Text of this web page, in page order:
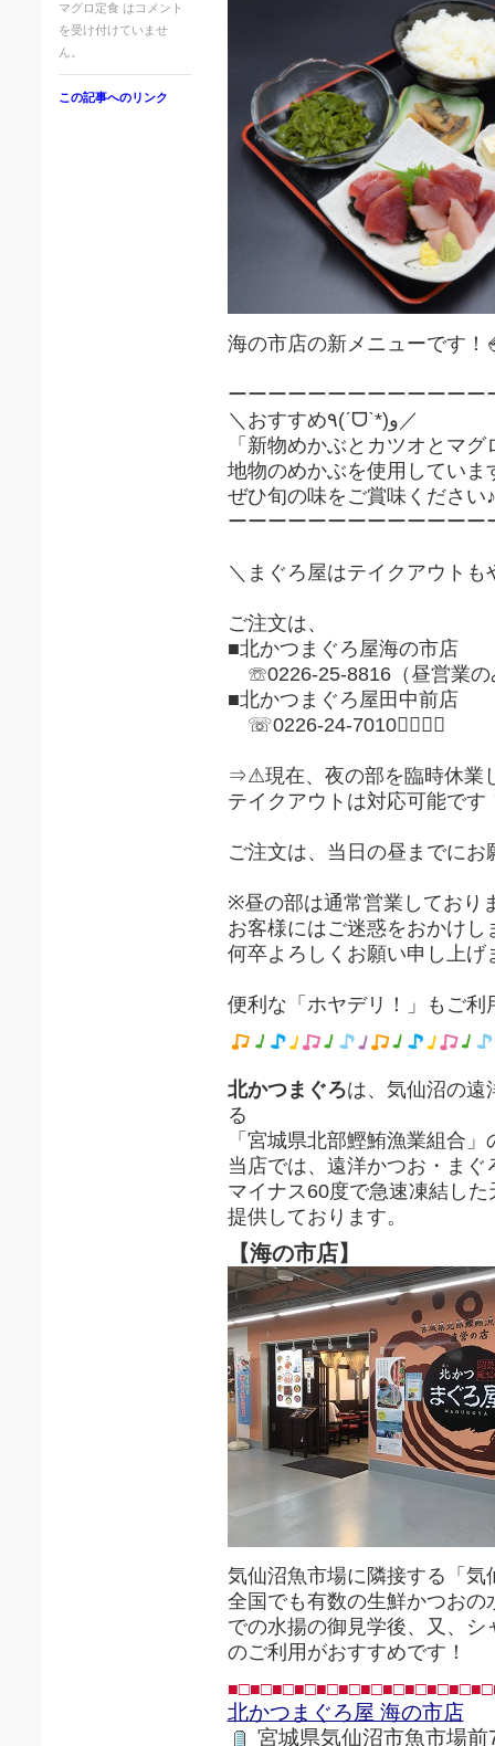
マグロ定食 は コメント
を受け付けていませ
ん。
この記事へのリンク
海の市店の新メニューです！
ーーーーーーーーーーーーー
＼おすすめ٩(ˊᗜˋ*)و／
「新物めかぶとカツオとマグ
地物のめかぶを使用していま
ぜひ旬の味をご賞味ください
ーーーーーーーーーーーーー
＼まぐろ屋はテイクアウトも
ご注文は、
■北かつまぐろ屋海の市店
☏0226-25-8816（昼営業の
■北かつまぐろ屋田中前店
☏0226-24-7010💁‍♂️💁‍♀️
⇒⚠現在、夜の部を臨時休業
テイクアウトは対応可能です
ご注文は、当日の昼までにお
※昼の部は通常営業しており
お客様にはご迷惑をおかけし
何卒よろしくお願い申し上げ
便利な「ホヤデリ！」もご利
北かつまぐろは、気仙沼の遠
る
「宮城県北部鰹鮪漁業組合
当店では、遠洋かつお・ま
マイナス60度で急速凍結し
提供しております。
【海の市店】
気仙沼魚市場に隣接する「
全国でも有数の生鮮かつお
での水揚の御見学後、又、
のご利用がおすすめです！
北かつまぐろ屋 海の市店
宮城県気仙沼市魚市場